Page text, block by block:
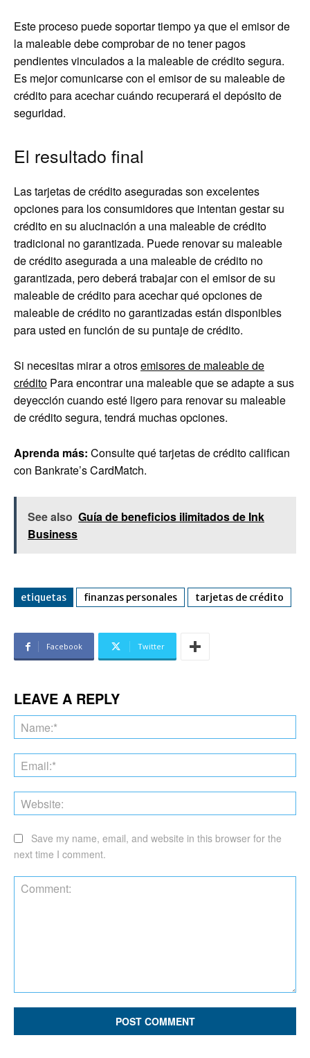
Este proceso puede soportar tiempo ya que el emisor de
la maleable debe comprobar de no tener pagos
pendientes vinculados a la maleable de crédito segura.
Es mejor comunicarse con el emisor de su maleable de
crédito para acechar cuándo recuperará el depósito de
seguridad.
El resultado final
Las tarjetas de crédito aseguradas son excelentes
opciones para los consumidores que intentan gestar su
crédito en su alucinación a una maleable de crédito
tradicional no garantizada. Puede renovar su maleable
de crédito asegurada a una maleable de crédito no
garantizada, pero deberá trabajar con el emisor de su
maleable de crédito para acechar qué opciones de
maleable de crédito no garantizadas están disponibles
para usted en función de su puntaje de crédito.
Si necesitas mirar a otrosemisores de maleable de
crédito Para encontrar una maleable que se adapte a sus
deyección cuando esté ligero para renovar su maleable
de crédito segura, tendrá muchas opciones.
Aprenda más: Consulte qué tarjetas de crédito califican
con Bankrate’s CardMatch.
See also Guía de beneficios ilimitados de Ink
Business
etiquetas finanzas personales tarjetas de crédito
Facebook Twitter
LEAVE A REPLY
Save my name, email, and website in this browser for the
next time I comment.